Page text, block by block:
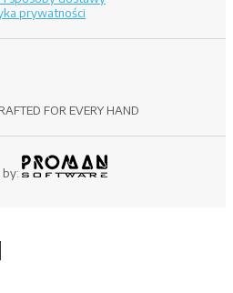
prywatności
FOR EVERY HAND